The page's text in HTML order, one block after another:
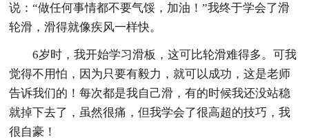
说：“做任何事情都不要气馁，加油！”我终于学会了滑
轮滑，滑得就像疾风一样快。
6岁时，我开始学习滑板，这可比轮滑难得多。可我
觉得不用怕，因为只要有毅力，就可以成功，这是老师
告诉我们的！每次都是我自己滑，有的时候我还没站稳
就掉下去了，虽然很痛，但我学会了很高超的技巧，我
很自豪！